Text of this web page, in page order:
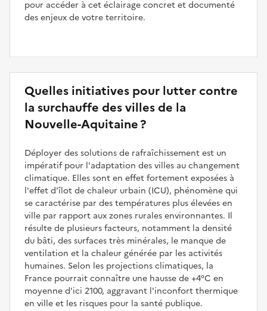
pour accéder à cet éclairage concret et documenté
des enjeux de votre territoire.
Quelles initiatives pour lutter contre
la surchauffe des villes de la
Nouvelle-Aquitaine ?
Déployer des solutions de rafraîchissement est un
impératif pour l'adaptation des villes au changement
climatique. Elles sont en effet fortement exposées à
l'effet d'îlot de chaleur urbain (ICU), phénomène qui
se caractérise par des températures plus élevées en
ville par rapport aux zones rurales environnantes. Il
résulte de plusieurs facteurs, notamment la densité
du bâti, des surfaces très minérales, le manque de
ventilation et la chaleur générée par les activités
humaines. Selon les projections climatiques, la
France pourrait connaître une hausse de +4°C en
moyenne d'ici 2100, aggravant l'inconfort thermique
en ville et les risques pour la santé publique.